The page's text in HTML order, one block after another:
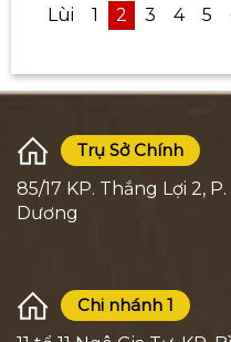
Lùi 1 2 3 4 5
Trụ Sở Chính
85/17 KP. Thắng Lợi 2,
Dương
Chi nhánh 1